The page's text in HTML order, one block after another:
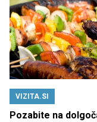
VIZITA.SI
Pozabite na